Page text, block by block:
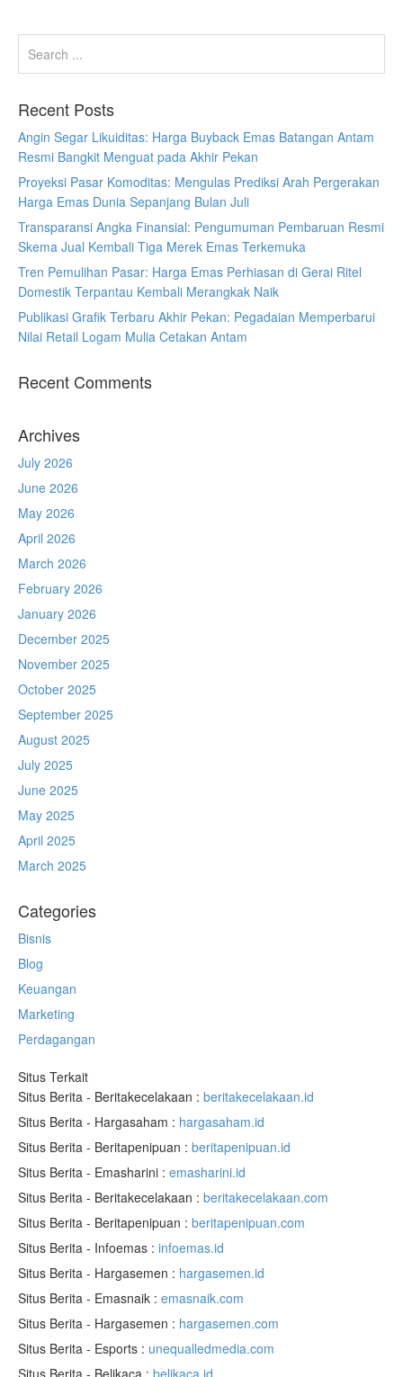
Recent Posts
Angin Segar Likuiditas: Harga Buyback Emas Batangan Antam
Resmi Bangkit Menguat pada Akhir Pekan
Proyeksi Pasar Komoditas: Mengulas Prediksi Arah Pergerakan
Harga Emas Dunia Sepanjang Bulan Juli
Transparansi Angka Finansial: Pengumuman Pembaruan Resmi
Skema Jual Kembali Tiga Merek Emas Terkemuka
Tren Pemulihan Pasar: Harga Emas Perhiasan di Gerai Ritel
Domestik Terpantau Kembali Merangkak Naik
Publikasi Grafik Terbaru Akhir Pekan: Pegadaian Memperbarui
Nilai Retail Logam Mulia Cetakan Antam
Recent Comments
Archives
July 2026
June 2026
May 2026
April 2026
March 2026
February 2026
January 2026
December 2025
November 2025
October 2025
September 2025
August 2025
July 2025
June 2025
May 2025
April 2025
March 2025
Categories
Bisnis
Blog
Keuangan
Marketing
Perdagangan
Situs Terkait
Situs Berita - Beritakecelakaan : beritakecelakaan.id
Situs Berita - Hargasaham : hargasaham.id
Situs Berita - Beritapenipuan : beritapenipuan.id
Situs Berita - Emasharini : emasharini.id
Situs Berita - Beritakecelakaan : beritakecelakaan.com
Situs Berita - Beritapenipuan : beritapenipuan.com
Situs Berita - Infoemas : infoemas.id
Situs Berita - Hargasemen : hargasemen.id
Situs Berita - Emasnaik : emasnaik.com
Situs Berita - Hargasemen : hargasemen.com
Situs Berita - Esports : unequalledmedia.com
Situs Berita - Belikaca : belikaca.id